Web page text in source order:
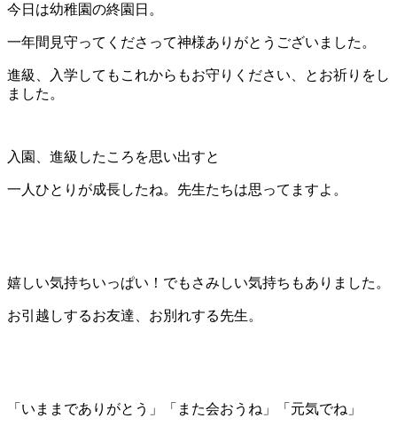
今日は幼稚園の終園日。
一年間見守ってくださって神様ありがとうございました。
進級、入学してもこれからもお守りください、とお祈りをし
ました。
入園、進級したころを思い出すと
一人ひとりが成長したね。先生たちは思ってますよ。
嬉しい気持ちいっぱい！でもさみしい気持ちもありました。
お引越しするお友達、お別れする先生。
「いままでありがとう」「また会おうね」「元気でね」